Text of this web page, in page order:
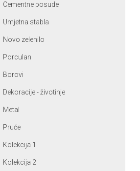
Cementne posude
Umjetna stabla
Novo zelenilo
Porculan
Borovi
Dekoracije - životinje
Metal
Pruće
Kolekcija 1
Kolekcija 2